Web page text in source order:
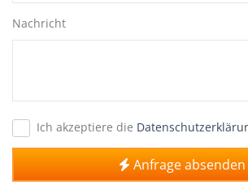
Nachricht
Ich akzeptiere die
Anfrage absenden